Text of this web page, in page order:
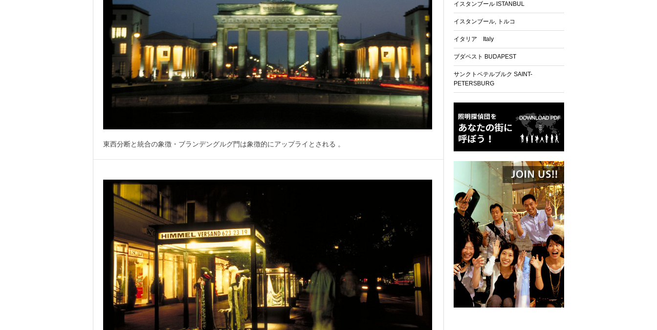
東西分断と統合の象徴・ブランデングルグ門は象徴的にアップライとされる 。
イスタンブール ISTANBUL
イスタンブール, トルコ
イタリア Italy
ブダペスト BUDAPEST
サンクトペテルブルク SAINT-
PETERSBURG